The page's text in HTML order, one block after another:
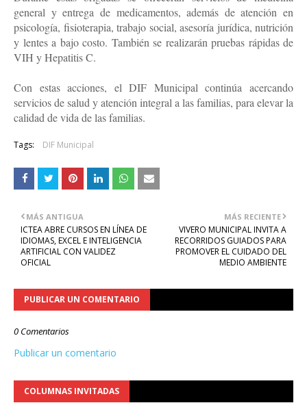
general y entrega de medicamentos, además de atención en
psicología, fisioterapia, trabajo social, asesoría jurídica, nutrición
y lentes a bajo costo. También se realizarán pruebas rápidas de
VIH y Hepatitis C.
Con estas acciones, el DIF Municipal continúa acercando
servicios de salud y atención integral a las familias, para elevar la
calidad de vida de las familias.
Tags: DIF Municipal
MÁS RECIENTE
VIVERO MUNICIPAL INVITA A
RECORRIDOS GUIADOS PARA
PROMOVER EL CUIDADO DEL
MEDIO AMBIENTE
MÁS ANTIGUA
ICTEA ABRE CURSOS EN LÍNEA DE
IDIOMAS, EXCEL E INTELIGENCIA
ARTIFICIAL CON VALIDEZ
OFICIAL
PUBLICAR UN COMENTARIO
0 Comentarios
Publicar un comentario
COLUMNAS INVITADAS